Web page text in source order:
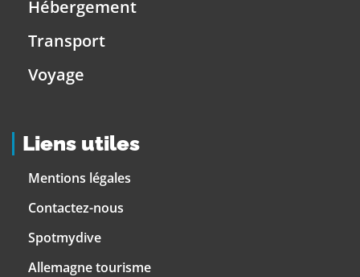
Hébergement
Transport
Voyage
Liens utiles
Mentions légales
Contactez-nous
Spotmydive
Allemagne tourisme